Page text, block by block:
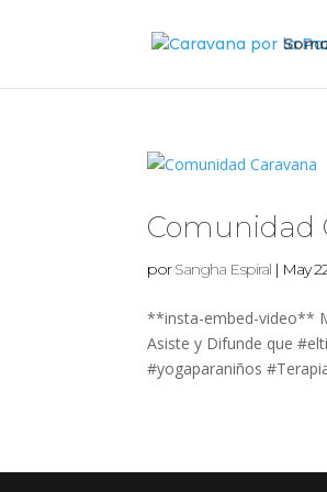
Comunidad
porSangha Espiral | May
**insta-embed-video**
Asiste y Difunde que
#yogaparaniños